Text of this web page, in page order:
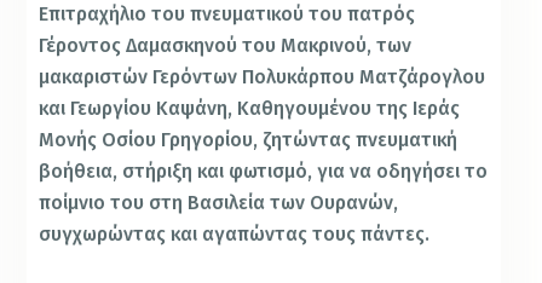
Επιτραχήλιο του πνευματικού του πατρός
Γέροντος Δαμασκηνού του Μακρινού, των
μακαριστών Γερόντων Πολυκάρπου Ματζάρογλου
και Γεωργίου Καψάνη, Καθηγουμένου της Ιεράς
Μονής Οσίου Γρηγορίου, ζητώντας πνευματική
βοήθεια, στήριξη και φωτισμό, για να οδηγήσει το
ποίμνιο του στη Βασιλεία των Ουρανών,
συγχωρώντας και αγαπώντας τους πάντες.